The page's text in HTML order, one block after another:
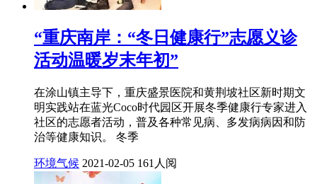
“重庆南岸：“冬日健康行”志愿义诊
活动温暖岁末年初”
在涂山镇主导下，重庆盛景医院和黄荆坡社区新时期文
明实践站在蓝光Coco时代园区开展冬季健康行专家进入
社区的志愿者活动，普及各种常见病、多发病病因和防
治等健康知识。 冬季
环境气候 2021-02-05 161人阅